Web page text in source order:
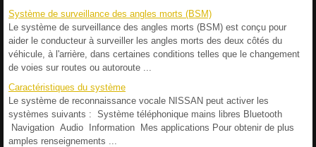
Système de surveillance des angles morts (BSM)
Le système de surveillance des angles morts (BSM) est conçu pour
aider le conducteur à surveiller les angles morts des deux côtés du
véhicule, à l'arrière, dans certaines conditions telles que le changement
de voies sur routes ou autoroute ...
Caractéristiques du système
Le système de reconnaissance vocale NISSAN peut activer les
systèmes suivants : Système téléphonique mains libres Bluetooth
Navigation Audio Information Mes applications Pour obtenir de plus
amples renseignements ...